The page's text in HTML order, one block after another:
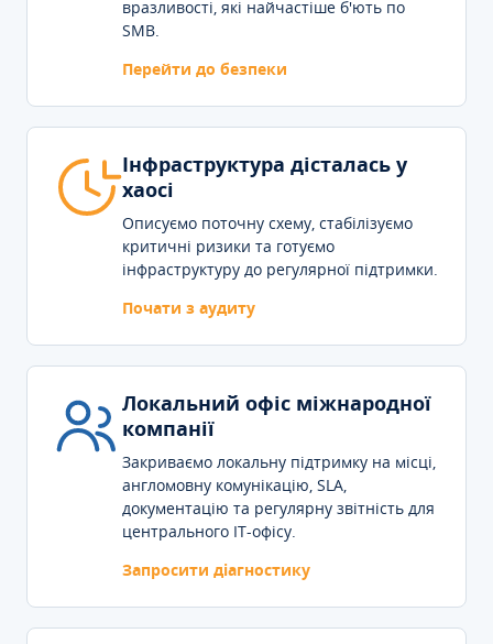
вразливості, які найчастіше б'ють по
SMB.
Перейти до безпеки
Інфраструктура дісталась у
хаосі
Описуємо поточну схему, стабілізуємо
критичні ризики та готуємо
інфраструктуру до регулярної підтримки.
Почати з аудиту
Локальний офіс міжнародної
компанії
Закриваємо локальну підтримку на місці,
англомовну комунікацію, SLA,
документацію та регулярну звітність для
центрального IT-офісу.
Запросити діагностику